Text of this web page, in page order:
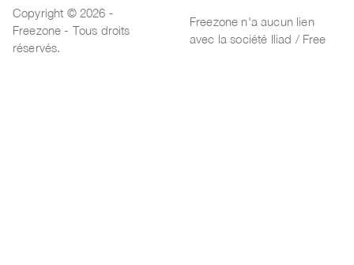
Copyright © 2026 -
Freezone - Tous droits
réservés.
Freezone n'a aucun lien
avec la société Iliad / Free